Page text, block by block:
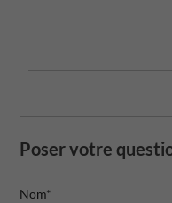
Poser votre
Nom*